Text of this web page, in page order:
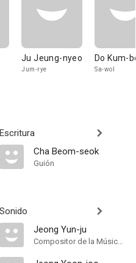
Ju Jeung-nyeo
Jum-rye
Do Kum-
Sa-wol
Escritura
Cha Beom-seok
Guión
Sonido
Jeong Yun-ju
Compositor de la Música Original